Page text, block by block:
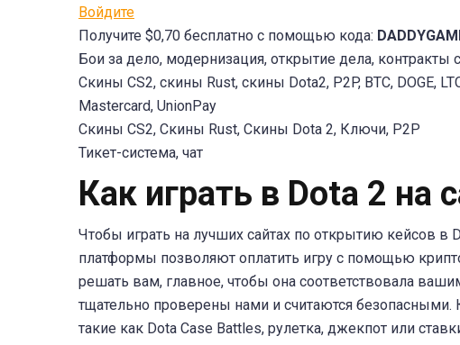
Войдите
Получите $0,70 бесплатно с помощью кода:
Бои за дело, модернизация, открытие дела, контракты
Скины CS2, скины Rust, скины Dota2, P2P, BTC, DOGE,
Mastercard, UnionPay
Скины CS2, Скины Rust, Скины Dota 2, Ключи, P2P
Тикет-система, чат
Как играть в Dota 2
Чтобы играть на лучших сайтах по открытию кейсов
платформы позволяют оплатить игру с помощью
решать вам, главное, чтобы она соответствовала
тщательно проверены нами и считаются
такие как Dota Case Battles, рулетка, джекпот или